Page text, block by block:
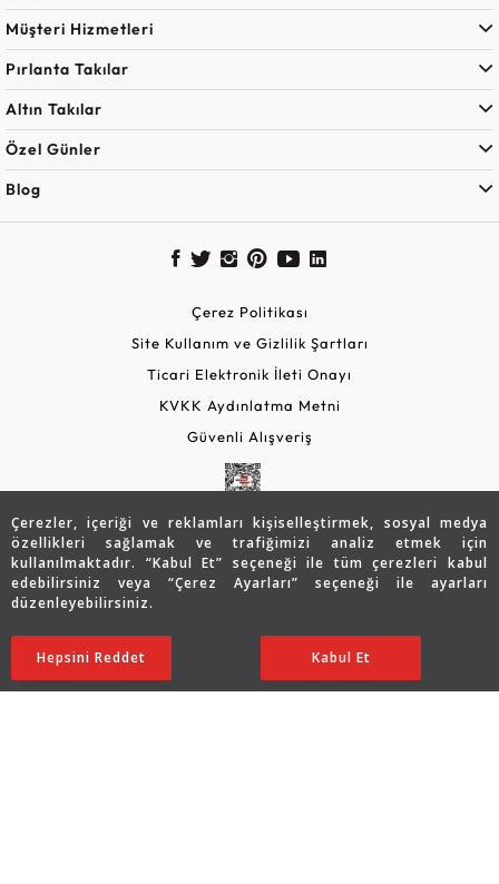
Çerezler, içeriği ve reklamları kişiselleştirmek, sosyal medya
özellikleri sağlamak ve trafiğimizi analiz etmek için
kullanılmaktadır. “Kabul Et” seçeneği ile tüm çerezleri kabul
edebilirsiniz veya “Çerez Ayarları” seçeneği ile ayarları
düzenleyebilirsiniz.
Ayarları Düzenle
Hepsini Reddet Kabul Et
Müşteri Hizmetleri
Pırlanta Takılar
Altın Takılar
Özel Günler
Blog
Çerez Politikası
Site Kullanım ve Gizlilik Şartları
Ticari Elektronik İleti Onayı
KVKK Aydınlatma Metni
Güvenli Alışveriş
Copyright © 2026 Assos Pırlanta - Bu sitenin tüm hakları